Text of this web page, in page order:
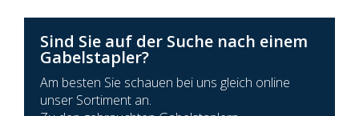
Sind Sie auf der Suche nach einem
Gabelstapler?
Am besten Sie schauen bei uns gleich online
unser Sortiment an.